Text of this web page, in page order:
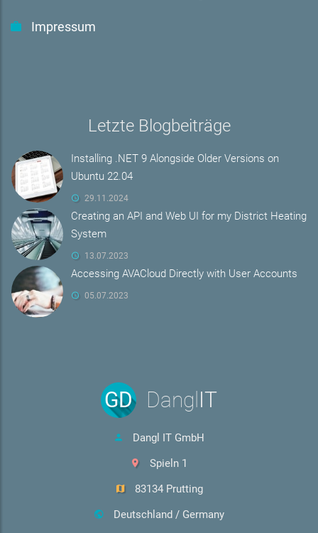
Impressum
Letzte Blogbeiträge
Installing .NET 9 Alongside Older Versions on
Ubuntu 22.04
29.11.2024
Creating an API and Web UI for my District Heating
System
13.07.2023
Accessing AVACloud Directly with User Accounts
05.07.2023
GD Dangl IT
Dangl IT GmbH
Spieln 1
83134 Prutting
Deutschland / Germany